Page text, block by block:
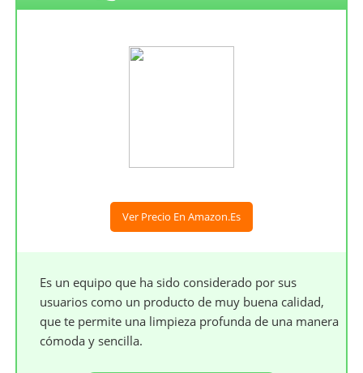
Ver Precio En Amazon.es
Es un equipo que ha sido considerado por sus
usuarios como un producto de muy buena calidad,
que te permite una limpieza profunda de una manera
cómoda y sencilla.